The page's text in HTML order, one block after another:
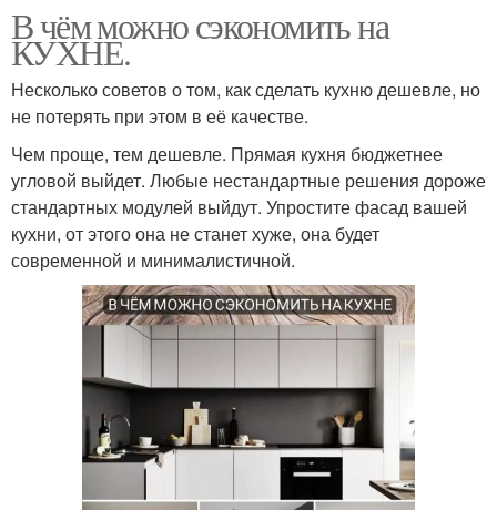
В чём можно сэкономить на
КУХНЕ.
Несколько советов о том, как сделать кухню дешевле, но
не потерять при этом в её качестве.
Чем проще, тем дешевле. Прямая кухня бюджетнее
угловой выйдет. Любые нестандартные решения дороже
стандартных модулей выйдут. Упростите фасад вашей
кухни, от этого она не станет хуже, она будет
современной и минималистичной.